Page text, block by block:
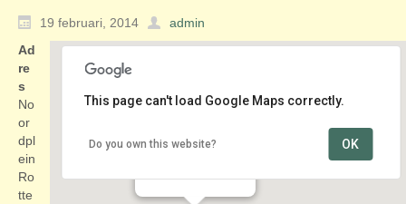
19 februari, 2014 admin
Noordplein
This page can't load Google Maps correctly.
Do you own this website? OK
Ad
re
s
No
or
dpl
ein
Ro
tte